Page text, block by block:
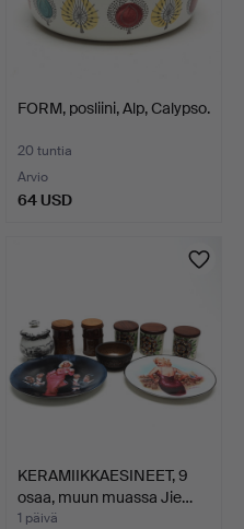
FORM, posliini, Alp, Calypso.
20 tuntia
Arvio
64 USD
KERAMIIKKAESINEET, 9
osaa, muun muassa Jie…
1 päivä